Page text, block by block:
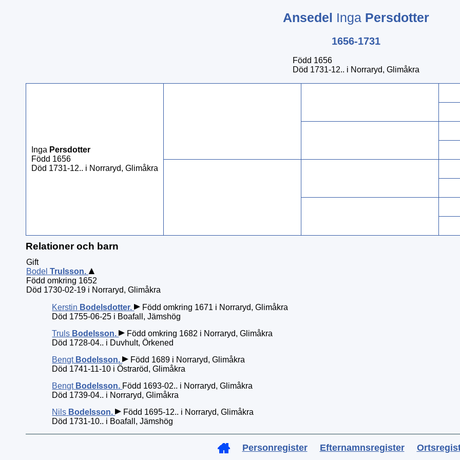
Ansedel Inga Persdotter
1656-1731
Född 1656
Död 1731-12.. i Norraryd, Glimåkra
Inga Persdotter
Född 1656
Död 1731-12.. i Norraryd, Glimåkra
Relationer och barn
Gift
Bodel Trulsson.
Född omkring 1652
Död 1730-02-19 i Norraryd, Glimåkra
Kerstin Bodelsdotter.
Född omkring 1671 i Norraryd, Glimåkra
Död 1755-06-25 i Boafall, Jämshög
Truls Bodelsson.
Född omkring 1682 i Norraryd, Glimåkra
Död 1728-04.. i Duvhult, Örkened
Bengt Bodelsson.
Född 1689 i Norraryd, Glimåkra
Död 1741-11-10 i Östraröd, Glimåkra
Bengt Bodelsson. Född 1693-02.. i Norraryd, Glimåkra
Död 1739-04.. i Norraryd, Glimåkra
Nils Bodelsson.
Född 1695-12.. i Norraryd, Glimåkra
Död 1731-10.. i Boafall, Jämshög
Personregister Efternamnsregister